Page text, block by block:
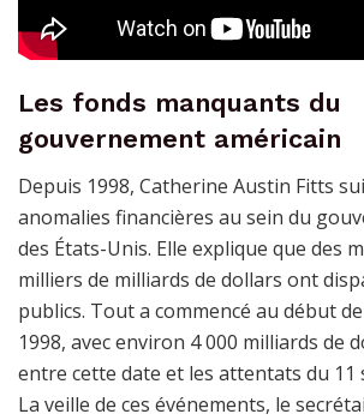
Les fonds manquants du
gouvernement américain
Depuis 1998, Catherine Austin Fitts
anomalies financières au sein du
des États-Unis. Elle explique que des
milliers de milliards de dollars ont
publics. Tout a commencé au début de
1998, avec environ 4 000 milliards de
entre cette date et les attentats du 11
La veille de ces événements, le